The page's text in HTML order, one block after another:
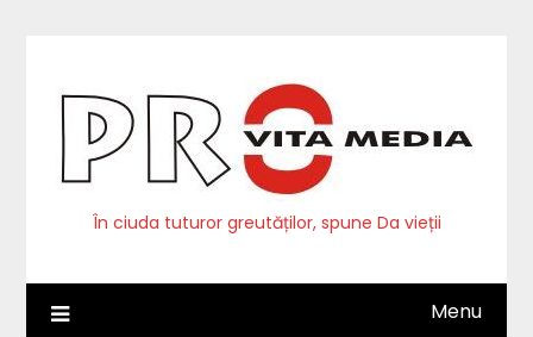
În ciuda tuturor greutăților, spune Da vieții
Menu